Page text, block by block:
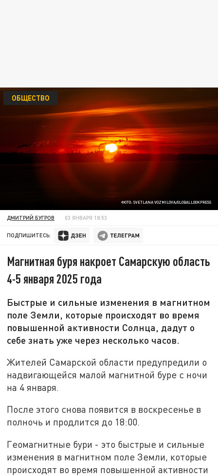
ФОТО: SVETLANA VOZMILOVA/GLOBALLOOKPRESS
ОБЩЕСТВО
ДМИТРИЙ БУГРОВ 03 ЯНВАРЯ 18:53
ПОДПИШИТЕСЬ:
Магнитная буря накроет Самарскую область
4-5 января 2025 года
Быстрые и сильные изменения в магнитном
поле Земли, которые происходят во время
повышенной активности Солнца, дадут о
себе знать уже через несколько часов.
Жителей Самарской области предупредили о
надвигающейся малой магнитной буре с ночи
на 4 января.
После этого снова появится в воскресенье в
полночь и продлится до 18:00.
Геомагнитные бури - это быстрые и сильные
изменения в магнитном поле Земли, которые
происходят во время повышенной активности